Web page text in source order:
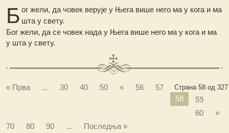
Б ог жели, да човек верује у Њега више него ма у кога и ма
шта у свету.
Бог жели, да се човек нада у Њега више него ма у кога и ма
у шта у свету.
Страна 58 од 327
« Прва ... 30 40 50 « 56
57
58
59
60
»
70
80 90 ... Последња »